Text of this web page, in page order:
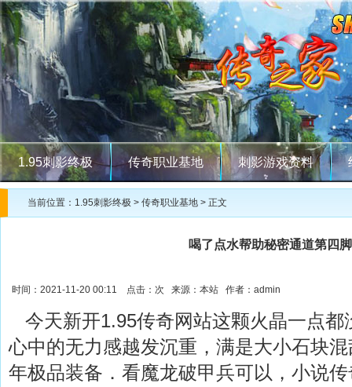
1.95刺影终极 传奇职业基地 刺影游戏资料
当前位置： 1.95刺影终极 > 传奇职业基地 > 正文
喝了点水帮助秘密通道第四
时间：2021-11-20 00:11 点击： 次 来源：本站 作者：admin
今天新开1.95传奇网站这颗火晶一点都
心中的无力感越发沉重，满是大小石块
年极品装备．看魔龙破甲兵可以，小说